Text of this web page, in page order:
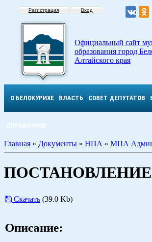
Регистрация Вход
Официальный сайт
образования город
Алтайского края
О БЕЛОКУРИХЕ ВЛАСТЬ СОВЕТ ДЕПУТАТОВ
СПРАВОЧНОЕ
Главная » Документы » НПА » МПА
ПОСТАНОВЛЕНИЕ
Скачать (39.0 Kb)
Описание: